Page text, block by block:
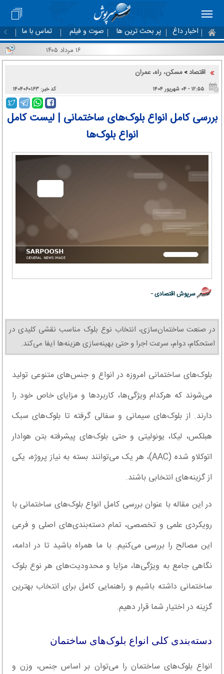
اخبار داغ پر بحث ترین ها صوت و فیلم تماس با ما
اقتصاد> مسکن، راه، عمران
۱۲:۵۵ - ۰۴ شهریور ۱۴۰۴ کد خبر: ۱۴۰۴۰۶۰۱۶۳
بررسی کامل انواع بلوک‌های ساختمانی | لیست کامل
انواع بلوک‌ها
سرپوش اقتصادی -
در صنعت ساختمان‌سازی، انتخاب نوع بلوک مناسب نقشی کلیدی در
استحکام، دوام، سرعت اجرا و حتی بهینه‌سازی هزینه‌ها ایفا می‌کند.
بلوک‌های ساختمانی امروزه در انواع و جنس‌های متنوعی تولید
می‌شوند که هرکدام ویژگی‌ها، کاربردها و مزایای خاص خود را
دارند. از بلوک‌های سیمانی و سفالی گرفته تا بلوک‌های سبک
هبلکس، لیکا، یونولیتی و حتی بلوک‌های پیشرفته بتن هوادار
اتوکلاو شده (AAC)، هر یک می‌توانند بسته به نیاز پروژه، یکی
از گزینه‌های انتخابی باشند.
در این مقاله با عنوان بررسی کامل انواع بلوک‌های ساختمانی با
رویکردی علمی و تخصصی، تمام دسته‌بندی‌های اصلی و فرعی
این مصالح را بررسی می‌کنیم. با ما همراه باشید تا در ادامه،
نگاهی جامع به ویژگی‌ها، مزایا و محدودیت‌های هر نوع بلوک
ساختمانی داشته باشیم و راهنمایی کامل برای انتخاب بهترین
گزینه در اختیار شما قرار دهیم.
دسته‌بندی کلی انواع بلوک‌های ساختمان
انواع بلوک‌های ساختمان را می‌توان بر اساس جنس، وزن و